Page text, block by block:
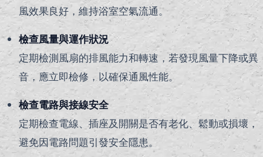
風效果良好，維持浴室空氣流通。
檢查風量與運作狀況
定期檢測風扇的排風能力和轉速，若發現風量下降或異
音，應立即檢修，以確保通風性能。
檢查電路與接線安全
定期檢查電線、插座及開關是否有老化、鬆動或損壞，
避免因電路問題引發安全隱患。